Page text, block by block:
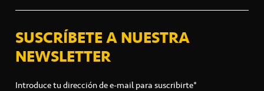
SUSCRÍBETE A NUESTRA
NEWSLETTER
Introduce tu dirección de e-mail para suscribirte*